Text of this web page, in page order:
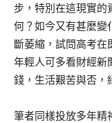
步，特別在這現實的
何？如今又有甚麼變
斷萎縮，試問高考在
年輕人可多看財經新
錢，生活艱苦與否，
筆者同樣投放多年精